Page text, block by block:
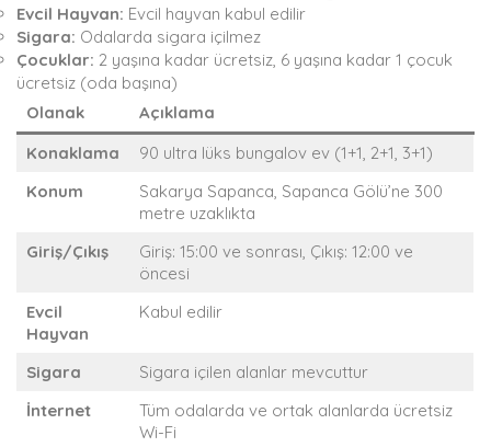
Evcil Hayvan: Evcil hayvan kabul edilir
Sigara: Odalarda sigara içilmez
Çocuklar: 2 yaşına kadar ücretsiz, 6 yaşına kadar 1 çocuk
ücretsiz (oda başına)
Olanak
Açıklama
Konaklama
90 ultra lüks bungalov ev (1+1, 2+1, 3+1)
Konum
Sakarya Sapanca, Sapanca Gölü’ne 300
metre uzaklıkta
Giriş/Çıkış
Giriş: 15:00 ve sonrası, Çıkış: 12:00 ve
öncesi
Evcil
Hayvan
Kabul edilir
Sigara
Sigara içilen alanlar mevcuttur
İnternet
Tüm odalarda ve ortak alanlarda ücretsiz
Wi-Fi